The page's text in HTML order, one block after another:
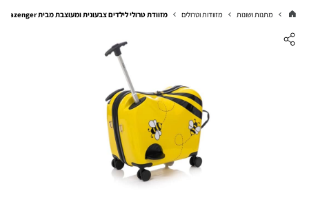
מתנות ושונות מזוודות וטרולים מזוודת טרולי לילדים צבעונית ומעוצבת מבית Slazenger דגם WHEELY - כוורת דבורים